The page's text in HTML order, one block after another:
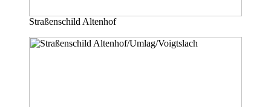
Straßenschild Altenhof